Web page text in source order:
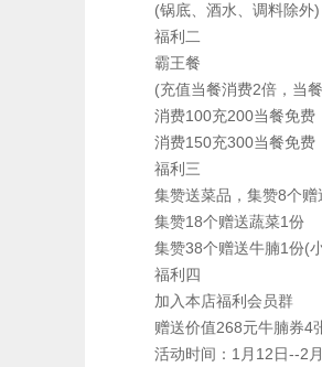
(锅底、酒水、调料除外)
福利二
霸王餐
(充值当餐消费2倍，当餐
消费100充200当餐免费
消费150充300当餐免费
福利三
集赞送菜品，集赞8个赠
集赞18个赠送蔬菜1份
集赞38个赠送牛腩1份(
福利四
加入本店福利会员群
赠送价值268元牛腩券4
活动时间：1月12日--2